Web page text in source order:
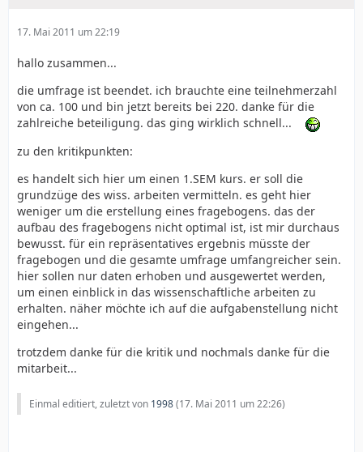
17. Mai 2011 um 22:19
hallo zusammen...
die umfrage ist beendet. ich brauchte eine teilnehmerzahl
von ca. 100 und bin jetzt bereits bei 220. danke für die
zahlreiche beteiligung. das ging wirklich schnell...
zu den kritikpunkten:
es handelt sich hier um einen 1.SEM kurs. er soll die
grundzüge des wiss. arbeiten vermitteln. es geht hier
weniger um die erstellung eines fragebogens. das der
aufbau des fragebogens nicht optimal ist, ist mir durchaus
bewusst. für ein repräsentatives ergebnis müsste der
fragebogen und die gesamte umfrage umfangreicher sein.
hier sollen nur daten erhoben und ausgewertet werden,
um einen einblick in das wissenschaftliche arbeiten zu
erhalten. näher möchte ich auf die aufgabenstellung nicht
eingehen...
trotzdem danke für die kritik und nochmals danke für die
mitarbeit...
Einmal editiert, zuletzt von 1998(17. Mai 2011 um 22:26)